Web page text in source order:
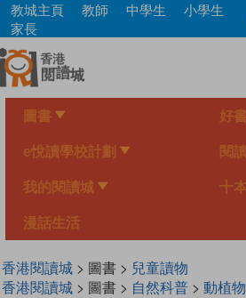
Skip
main
content
教城主頁 教師 中學生
小學生
家長
圖書 好
e悅讀學校計劃 閱
我的閱讀城 十
漫話生活
香港閱讀城> 圖書 > 兒童讀物
香港閱讀城> 圖書 > 自然科普> 動植物